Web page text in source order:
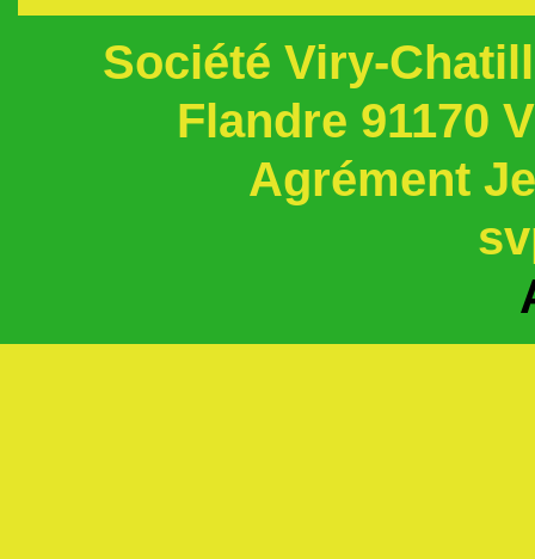
Société Viry-
Flandre 91170
Agrément